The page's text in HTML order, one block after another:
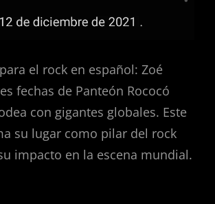
el rock en español: Zoé
fechas de Panteón Rococó
con gigantes globales. Este
su lugar como pilar del rock
impacto en la escena mundial.